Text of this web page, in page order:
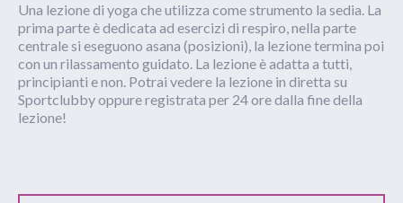
Una lezione di yoga che utilizza come strumento la sedia. La
prima parte è dedicata ad esercizi di respiro, nella parte
centrale si eseguono asana (posizioni), la lezione termina poi
con un rilassamento guidato. La lezione è adatta a tutti,
principianti e non. Potrai vedere la lezione in diretta su
Sportclubby oppure registrata per 24 ore dalla fine della
lezione!